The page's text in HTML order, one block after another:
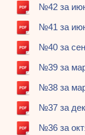
№42 за
№41 за
№40 за
№39 за
№38 за
№37 за
№36 за